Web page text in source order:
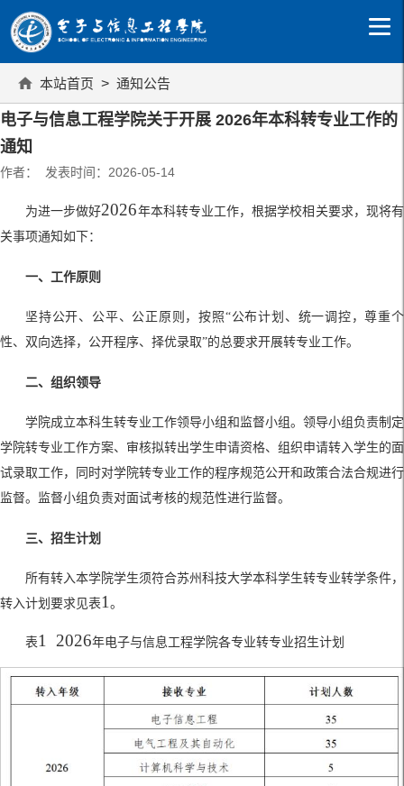
本站首页 > 通知公告
电子与信息工程学院关于开展 2026年本科转专业工作的
通知
作者： 发表时间：2026-05-14
为进一步做好2026年本科转专业工作，根据学校相关要求，现将有
关事项通知如下：
一、工作原则
坚持公开、公平、公正 原则，按照“公布计划、统一调控，尊重个
性、双向选择，公开程序、择优录取”的总要求开展转专业工作。
二、组织领导
学院成立本科生转专业工作领导小组和监督小组。领导小组负责制定
学院转专业工作方案、审核拟转出学生申请资格、组织申请转入学生的面
试录取工作，同时对学院转专业工作的程序规范公开和政策合法合规进行
监督。监督小组负责对面试考核的规范性进行监督。
三、招生计划
所有转入本学院学生须符合苏州科技大学本科学生转专业转学条件，
转入计划要求见表1 。
表1 2026年电子与信息工程学院各专业转专业招生计划